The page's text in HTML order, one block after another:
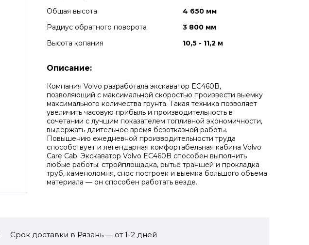
Общая высота
4 650 мм
Радиус обратного поворота
3 800 мм
Высота копания
10,5 - 11,2 м
Описание:
Компания Volvo разработала экскаватор EC460B,
позволяющий с максимальной скоростью произвести выемку
максимального количества грунта. Такая техника позволяет
увеличить часовую прибыль и производительность в
сочетании с лучшим показателем топливной экономичности,
выдержать длительное время безотказной работы.
Повышению ежедневной производительности труда
способствует и легендарная комфортабельная кабина Volvo
Care Cab. Экскаватор Volvo EC460B способен выполнить
любые работы: стройплощадка, рытье траншей и прокладка
труб, каменоломня, снос построек и выемка большого объема
материала — он способен работать везде.
Срок доставки в Рязань — от 1-2 дней